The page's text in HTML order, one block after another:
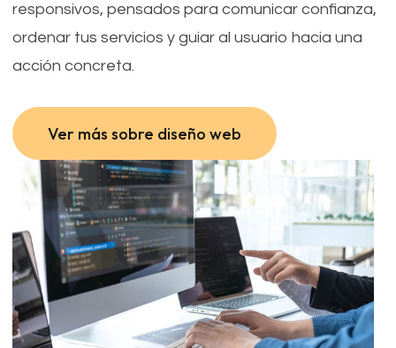
responsivos, pensados para comunicar confianza,
ordenar tus servicios y guiar al usuario hacia una
acción concreta.
Ver más sobre diseño web
Ver más sobre diseño web